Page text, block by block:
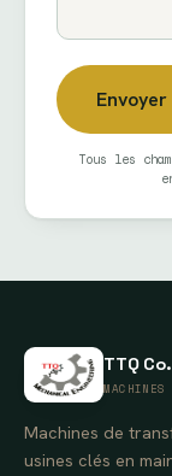
Tous les
TTQ
Machines de
usines clés en